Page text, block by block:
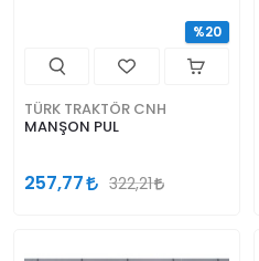
TÜRK TRAKTÖR CNH
MANŞON PUL
257,77 322,21
%20